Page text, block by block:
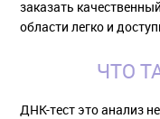
заказать
области легко и
ЧТО
ДНК-тест это анализ